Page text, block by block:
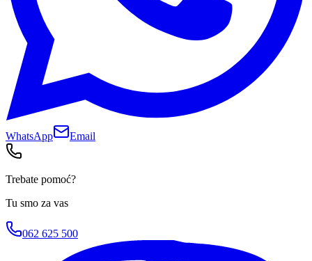
WhatsApp Email
Trebate pomoć?
Tu smo za vas
062 625 500